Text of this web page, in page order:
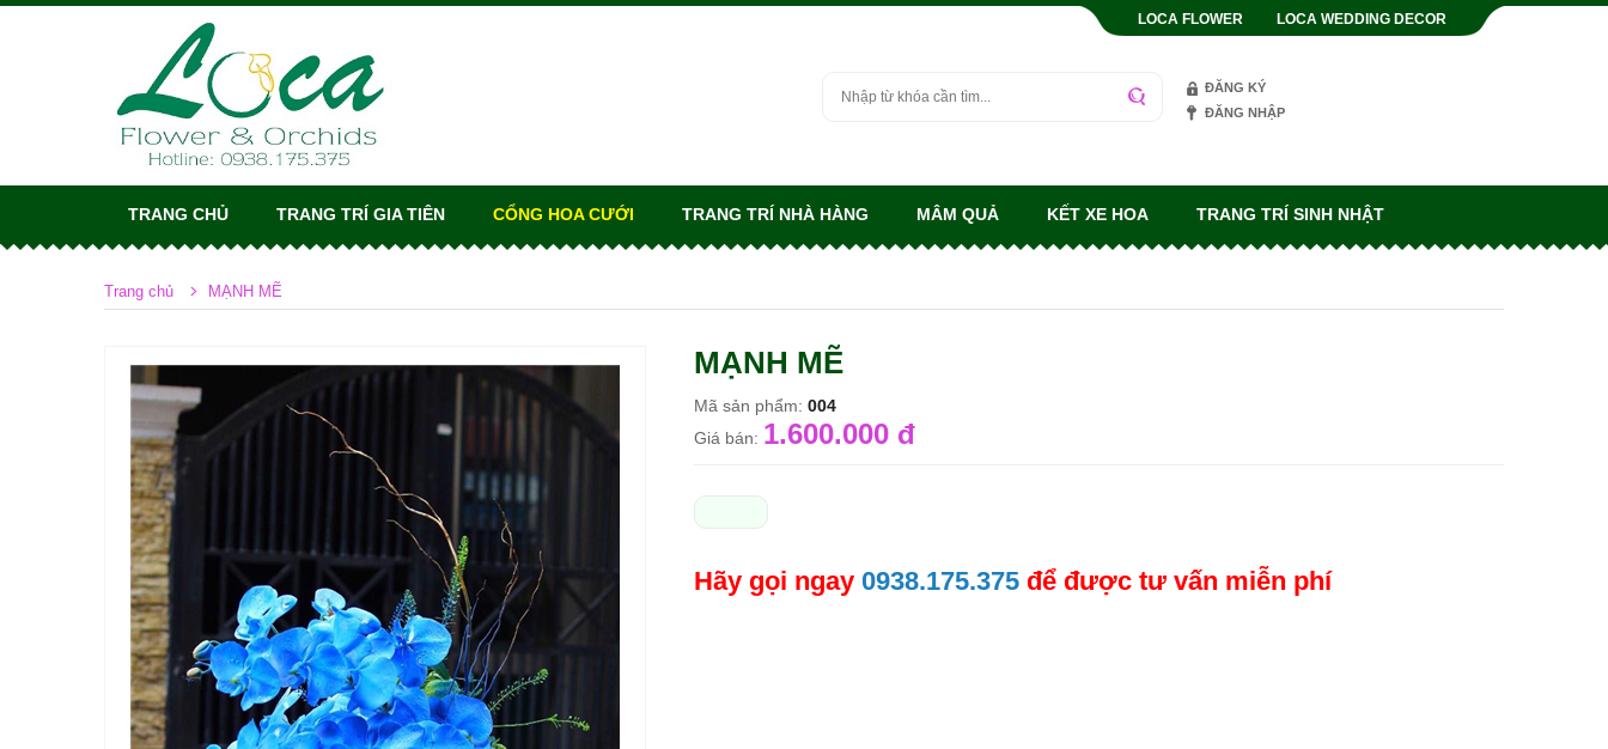
LOCA FLOWER LOCA WEDDING DECOR
ĐĂNG KÝ
ĐĂNG NHẬP
TRANG CHỦ TRANG TRÍ GIA TIÊN CỔNG HOA CƯỚI TRANG TRÍ NHÀ HÀNG MÂM QUẢ KẾT XE HOA TRANG TRÍ SINH NHẬT
Trang chủ MẠNH MẼ
MẠNH MẼ
Mã sản phẩm: 004
Giá bán: 1.600.000 đ
Hãy gọi ngay 0938.175.375 để được tư vấn miễn phí